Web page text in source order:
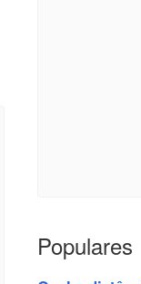
Populares